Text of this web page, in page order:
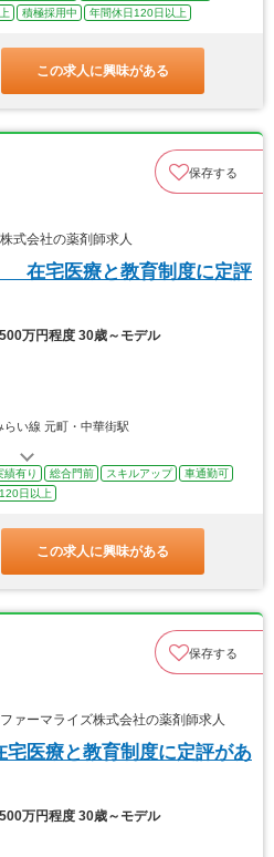
積極採用中 年間休日120日以上
この求人に興味がある
保存する
式会社の薬剤師求人
在宅医療と教育制度に定評
万円程度 30歳～モデル
い線 元町・中華街駅
績有り 総合門前 スキルアップ
車通勤可
日以上
この求人に興味がある
保存する
ーマライズ株式会社の薬剤師求人
医療と教育制度に定評があ
万円程度 30歳～モデル